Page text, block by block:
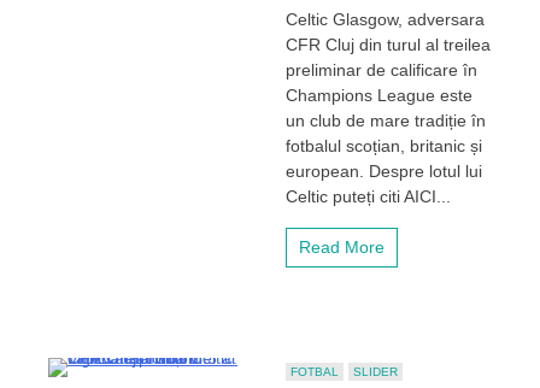
e
Celtic
Glasgow:
mare
al
Europei,
câștigător
Celtic Glasgow, adversara
CFR Cluj din turul al treilea
preliminar de calificare în
Champions League este
un club de mare tradiție în
fotbalul scoțian, britanic și
european. Despre lotul lui
Celtic puteți citi AICI...
Read More
FOTBAL SLIDER